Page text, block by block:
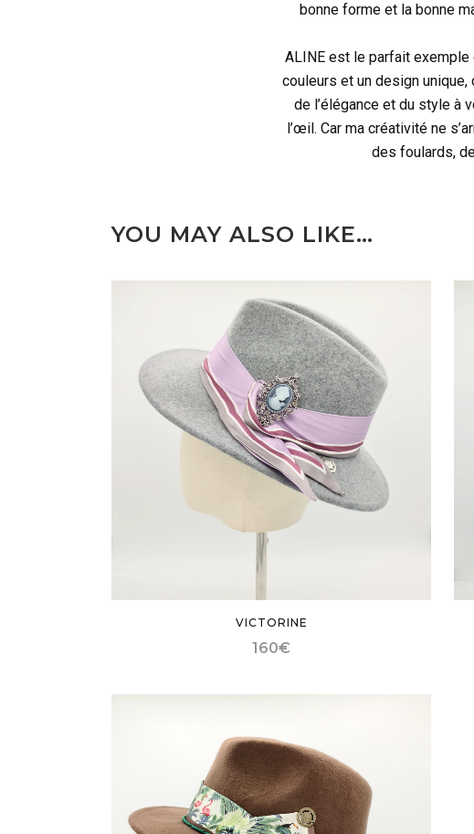
bonne forme et la bonne
ALINE est le parfait
couleurs et un design unique,
de l’élégance et du style à
l’œil. Car ma créativité ne
des foulards,
YOU MAY ALSO LIKE…
VICTORINE
160€